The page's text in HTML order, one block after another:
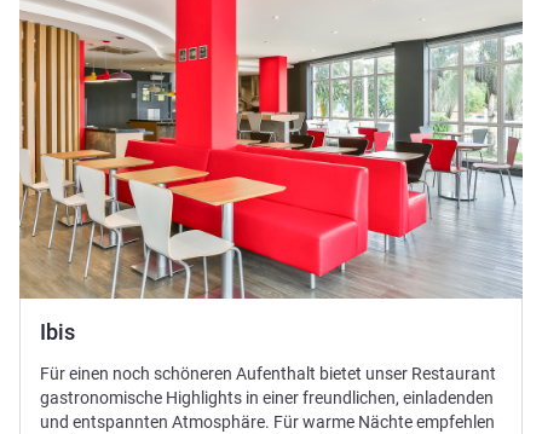
Ibis
Für einen noch schöneren Aufenthalt bietet unser Restaurant
gastronomische Highlights in einer freundlichen, einladenden
und entspannten Atmosphäre. Für warme Nächte empfehlen